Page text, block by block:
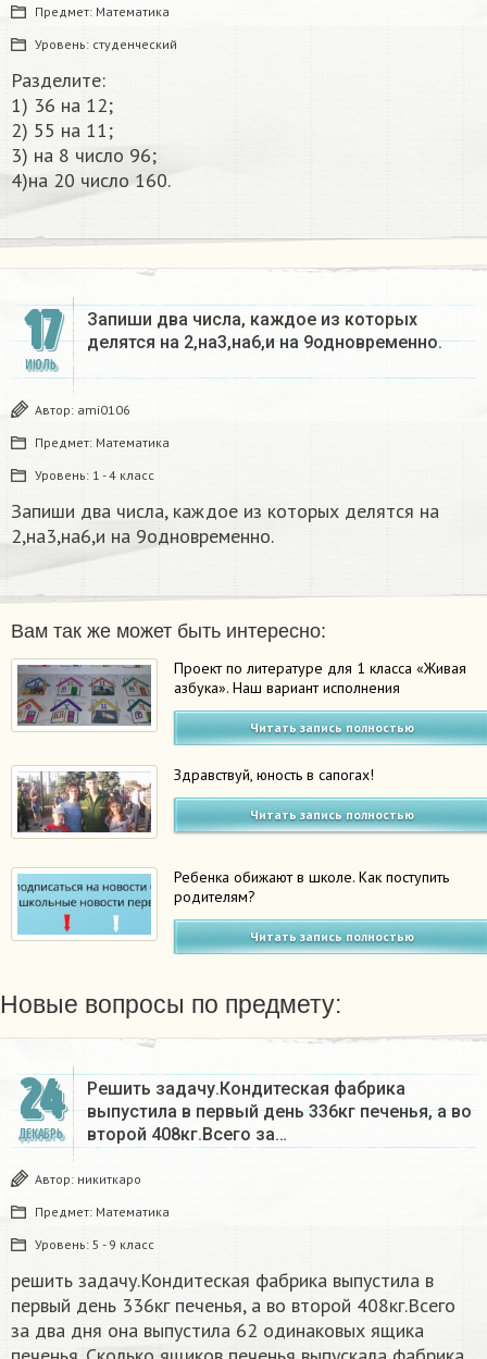
Предмет: Математика
Уровень: студенческий
Разделите:
1) 36 на 12;
2) 55 на 11;
3) на 8 число 96;
4)на 20 число 160.​
17
ИЮЛЬ
Запиши два числа, каждое из которых
делятся на 2,на3,на6,и на 9одновременно.
Автор: ami0106
Предмет: Математика
Уровень: 1 - 4 класс
Запиши два числа, каждое из которых делятся на
2,на3,на6,и на 9одновременно.
Вам так же может быть интересно:
Проект по литературе для 1 класса «Живая
азбука». Наш вариант исполнения
Читать запись полностью
Здравствуй, юность в сапогах!
Читать запись полностью
Ребенка обижают в школе. Как поступить
родителям?
Читать запись полностью
Новые вопросы по предмету:
24
ДЕКАБРЬ
Решить задачу.Кондитеская фабрика
выпустила в первый день 336кг печенья, а во
второй 408кг.Всего за…
Автор: никиткаро
Предмет: Математика
Уровень: 5 - 9 класс
решить задачу.Кондитеская фабрика выпустила в
первый день 336кг печенья, а во второй 408кг.Всего
за два дня она выпустила 62 одинаковых ящика